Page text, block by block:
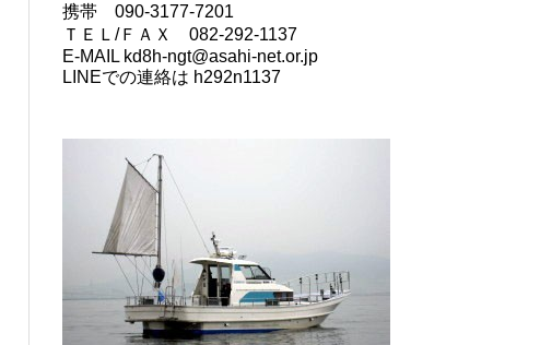
携帯 090-3177-7201
ＴＥＬ/ＦＡＸ 082-292-1137
E-MAIL kd8h-ngt@asahi-net.or.jp
LINEでの連絡は h292n1137